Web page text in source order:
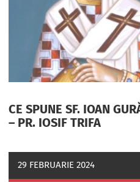
CE SPUNE SF. IOAN
– PR. IOSIF TRIFA
29 FEBRUARIE 2024